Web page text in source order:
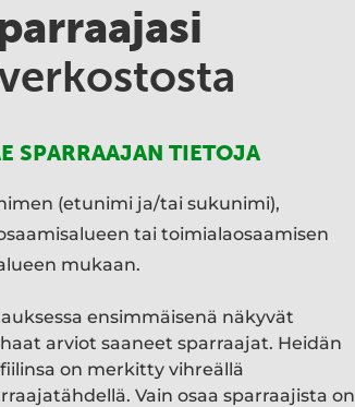
SPARRAAJAN TIETOJA
(etunimi ja/tai sukunimi),
tai toimialaosaamisen
mukaan.
ensimmäisenä näkyvät
arviot saaneet sparraajat. Heidän
on merkitty vihreällä
Vain osaa sparraajista on